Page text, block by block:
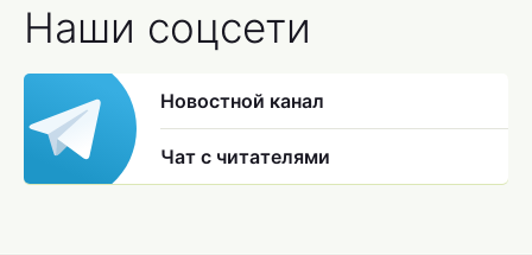
Наши соцсети
Новостной канал
Чат с читателями